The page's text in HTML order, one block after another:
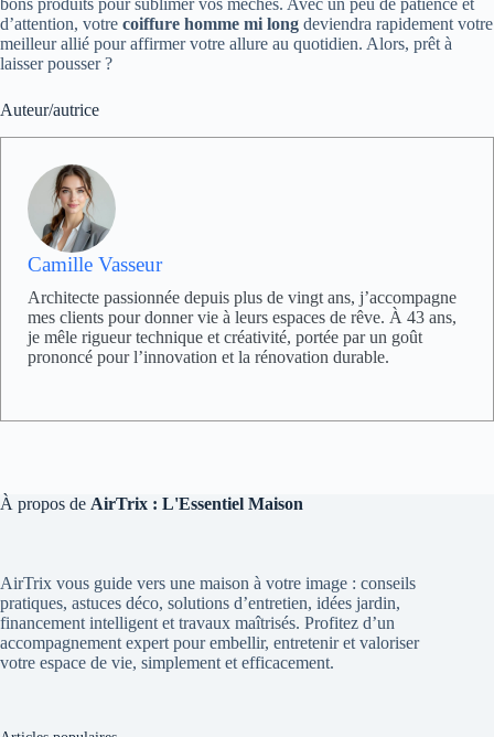
d’attention, votre coiffure homme mi long deviendra rapidement votre
meilleur allié pour affirmer votre allure au quotidien. Alors, prêt à
laisser pousser ?
Auteur/autrice
Camille Vasseur
Architecte passionnée depuis plus de vingt ans, j’accompagne
mes clients pour donner vie à leurs espaces de rêve. À 43 ans,
je mêle rigueur technique et créativité, portée par un goût
prononcé pour l’innovation et la rénovation durable.
À propos de AirTrix : L'Essentiel Maison
AirTrix vous guide vers une maison à votre image : conseils
pratiques, astuces déco, solutions d’entretien, idées jardin,
financement intelligent et travaux maîtrisés. Profitez d’un
accompagnement expert pour embellir, entretenir et valoriser
votre espace de vie, simplement et efficacement.